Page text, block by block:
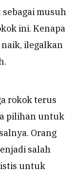
musuh
ini. Kenapa
ilegalkan
rokok terus
pilihan untuk
Orang
salah
untuk